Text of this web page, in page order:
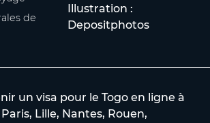
de
Illustration :
Depositphotos
un visa pour le Togo en ligne à
Lille, Nantes, Rouen,